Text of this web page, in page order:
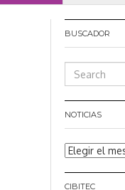
BUSCADOR
NOTICIAS
Noticias
CIBITEC